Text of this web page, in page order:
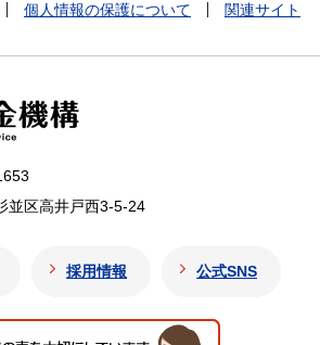
個人情報の保護について 関連サイト
並区高井戸西3-5-24
採用情報 公式SNS